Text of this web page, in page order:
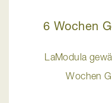
6 Wochen
LaModula
Wochen